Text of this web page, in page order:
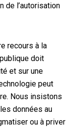
de l’autorisation
recours à la
doit
et sur une
peut
Nous insistons
données au
ou à priver